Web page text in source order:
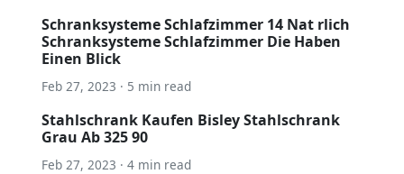
Schranksysteme Schlafzimmer 14 Nat rlich
Schranksysteme Schlafzimmer Die Haben
Einen Blick
Feb 27, 2023 · 5 min read
Stahlschrank Kaufen Bisley Stahlschrank
Grau Ab 325 90
Feb 27, 2023 · 4 min read